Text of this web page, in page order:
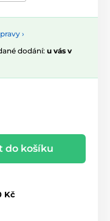
›
dodání: u vás v
do košíku
Kč